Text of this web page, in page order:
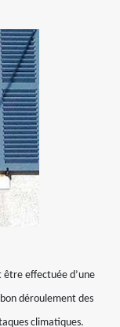
être effectuée d’une
déroulement des
climatiques.